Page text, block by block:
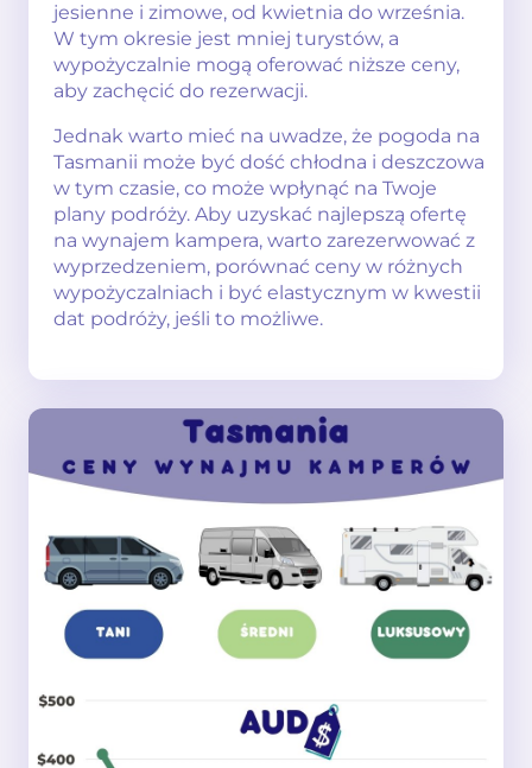
jesienne i zimowe, od kwietnia do września.
W tym okresie jest mniej turystów, a
wypożyczalnie mogą oferować niższe ceny,
aby zachęcić do rezerwacji.
Jednak warto mieć na uwadze, że pogoda na
Tasmanii może być dość chłodna i deszczowa
w tym czasie, co może wpłynąć na Twoje
plany podróży. Aby uzyskać najlepszą ofertę
na wynajem kampera, warto zarezerwować z
wyprzedzeniem, porównać ceny w różnych
wypożyczalniach i być elastycznym w kwestii
dat podróży, jeśli to możliwe.